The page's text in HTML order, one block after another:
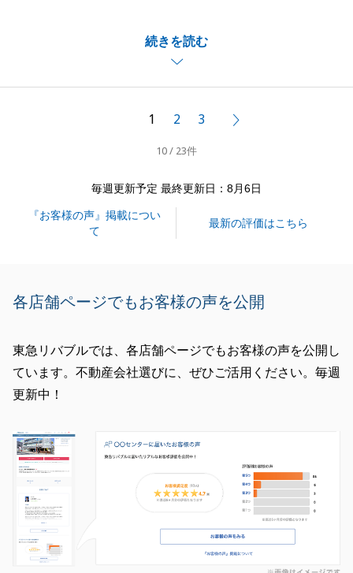
続きを読む
が迅速なご対応を頂けましておかげで、無事ご決済ま
で迎えることができました。
また何かございましたら、いつでもお気軽にお申し付
1 2 3
10 / 23件
毎週更新予定 最終更新日：8月6日
『お客様の声』掲載につい
て
最新の評価はこちら
各店舗ページでもお客様の声を公開
東急リバブルでは、各店舗ページでもお客様の声を公開し
ています。不動産会社選びに、ぜひご活用ください。毎週
更新中！